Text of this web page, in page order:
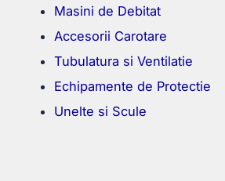
Masini de Debitat
Accesorii Carotare
Tubulatura si Ventilatie
Echipamente de Protectie
Unelte si Scule